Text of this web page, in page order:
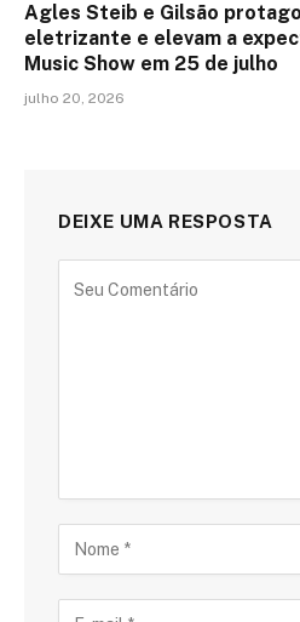
Agles Steib e Gilsão
eletrizante e elevam a
Music Show em 25 de julho
julho 20, 2026
DEIXE UMA RESPOSTA